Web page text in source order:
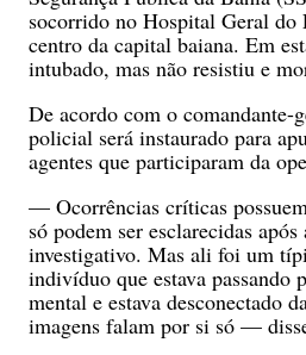
socorrido no Hospital Geral do
centro da capital baiana. Em
intubado, mas não resistiu e
De acordo com o
policial será instaurado para
agentes que participaram da
— Ocorrências críticas
só podem ser esclarecidas
investigativo. Mas ali foi um
indivíduo que estava passando
mental e estava desconectado
imagens falam por si só —